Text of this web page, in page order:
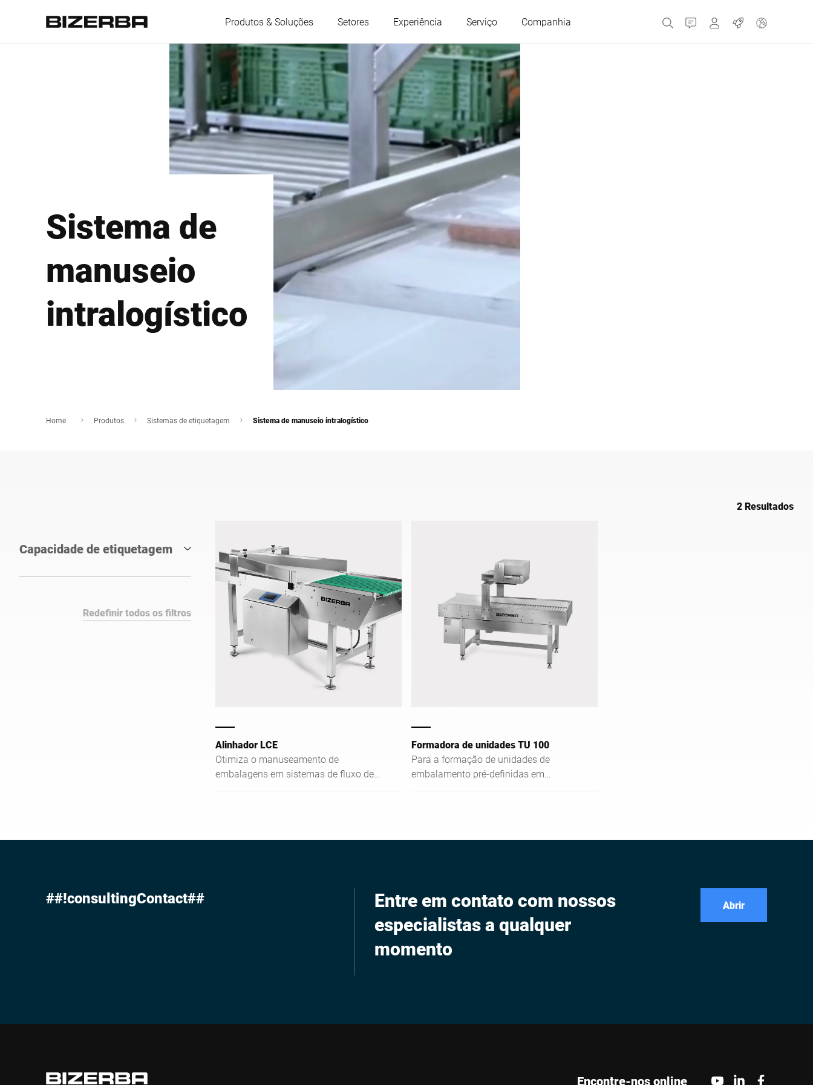
Produtos & Soluções Setores Experiência Serviço Companhia Contato MyBizerbaEmpregos
Áustria
França Alemanha
Hungria Itália
Portugal
Sérvia Eslováquia
Suíça
Austrália
África
Site global
Sistema de
manuseio
intralogístico
Home Produtos Sistemas de etiquetagem Sistema de manuseio intralogístico
2 Resultados
Capacidade de etiquetagem
Redefinir todos os filtros
Alinhador LCE
Otimiza o manuseamento de
embalagens em sistemas de fluxo de
Formadora de unidades TU 100
Para a formação de unidades de
embalamento pré-definidas em
##!consultingContact##
Entre em contato com nossos
especialistas a qualquer
momento
Abrir
Encontre-nos online